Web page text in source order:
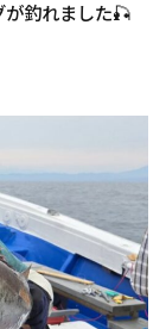
が釣れました🎣